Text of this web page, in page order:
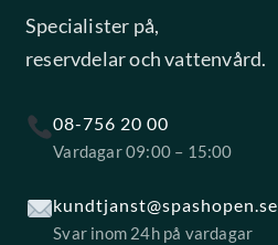
Specialister på,
reservdelar och vattenvård.
08-756 20 00
Vardagar 09:00 – 15:00
kundtjanst@spashopen.se
Svar inom 24h på vardagar